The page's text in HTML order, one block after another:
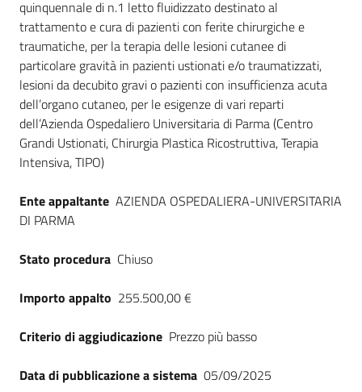
English
site
Seguici
su
quinquennale di n.1 letto fluidizzato destinato al
trattamento e cura di pazienti con ferite chirurgiche e
traumatiche, per la terapia delle lesioni cutanee di
particolare gravità in pazienti ustionati e/o traumatizzati,
lesioni da decubito gravi o pazienti con insufficienza acuta
dell’organo cutaneo, per le esigenze di vari reparti
dell’Azienda Ospedaliero Universitaria di Parma (Centro
Grandi Ustionati, Chirurgia Plastica Ricostruttiva, Terapia
Intensiva, TIPO)
Ente appaltante AZIENDA OSPEDALIERA-UNIVERSITARIA
DI PARMA
Stato procedura Chiuso
Importo appalto 255.500,00 €
Criterio di aggiudicazione Prezzo più basso
Data di pubblicazione a sistema 05/09/2025